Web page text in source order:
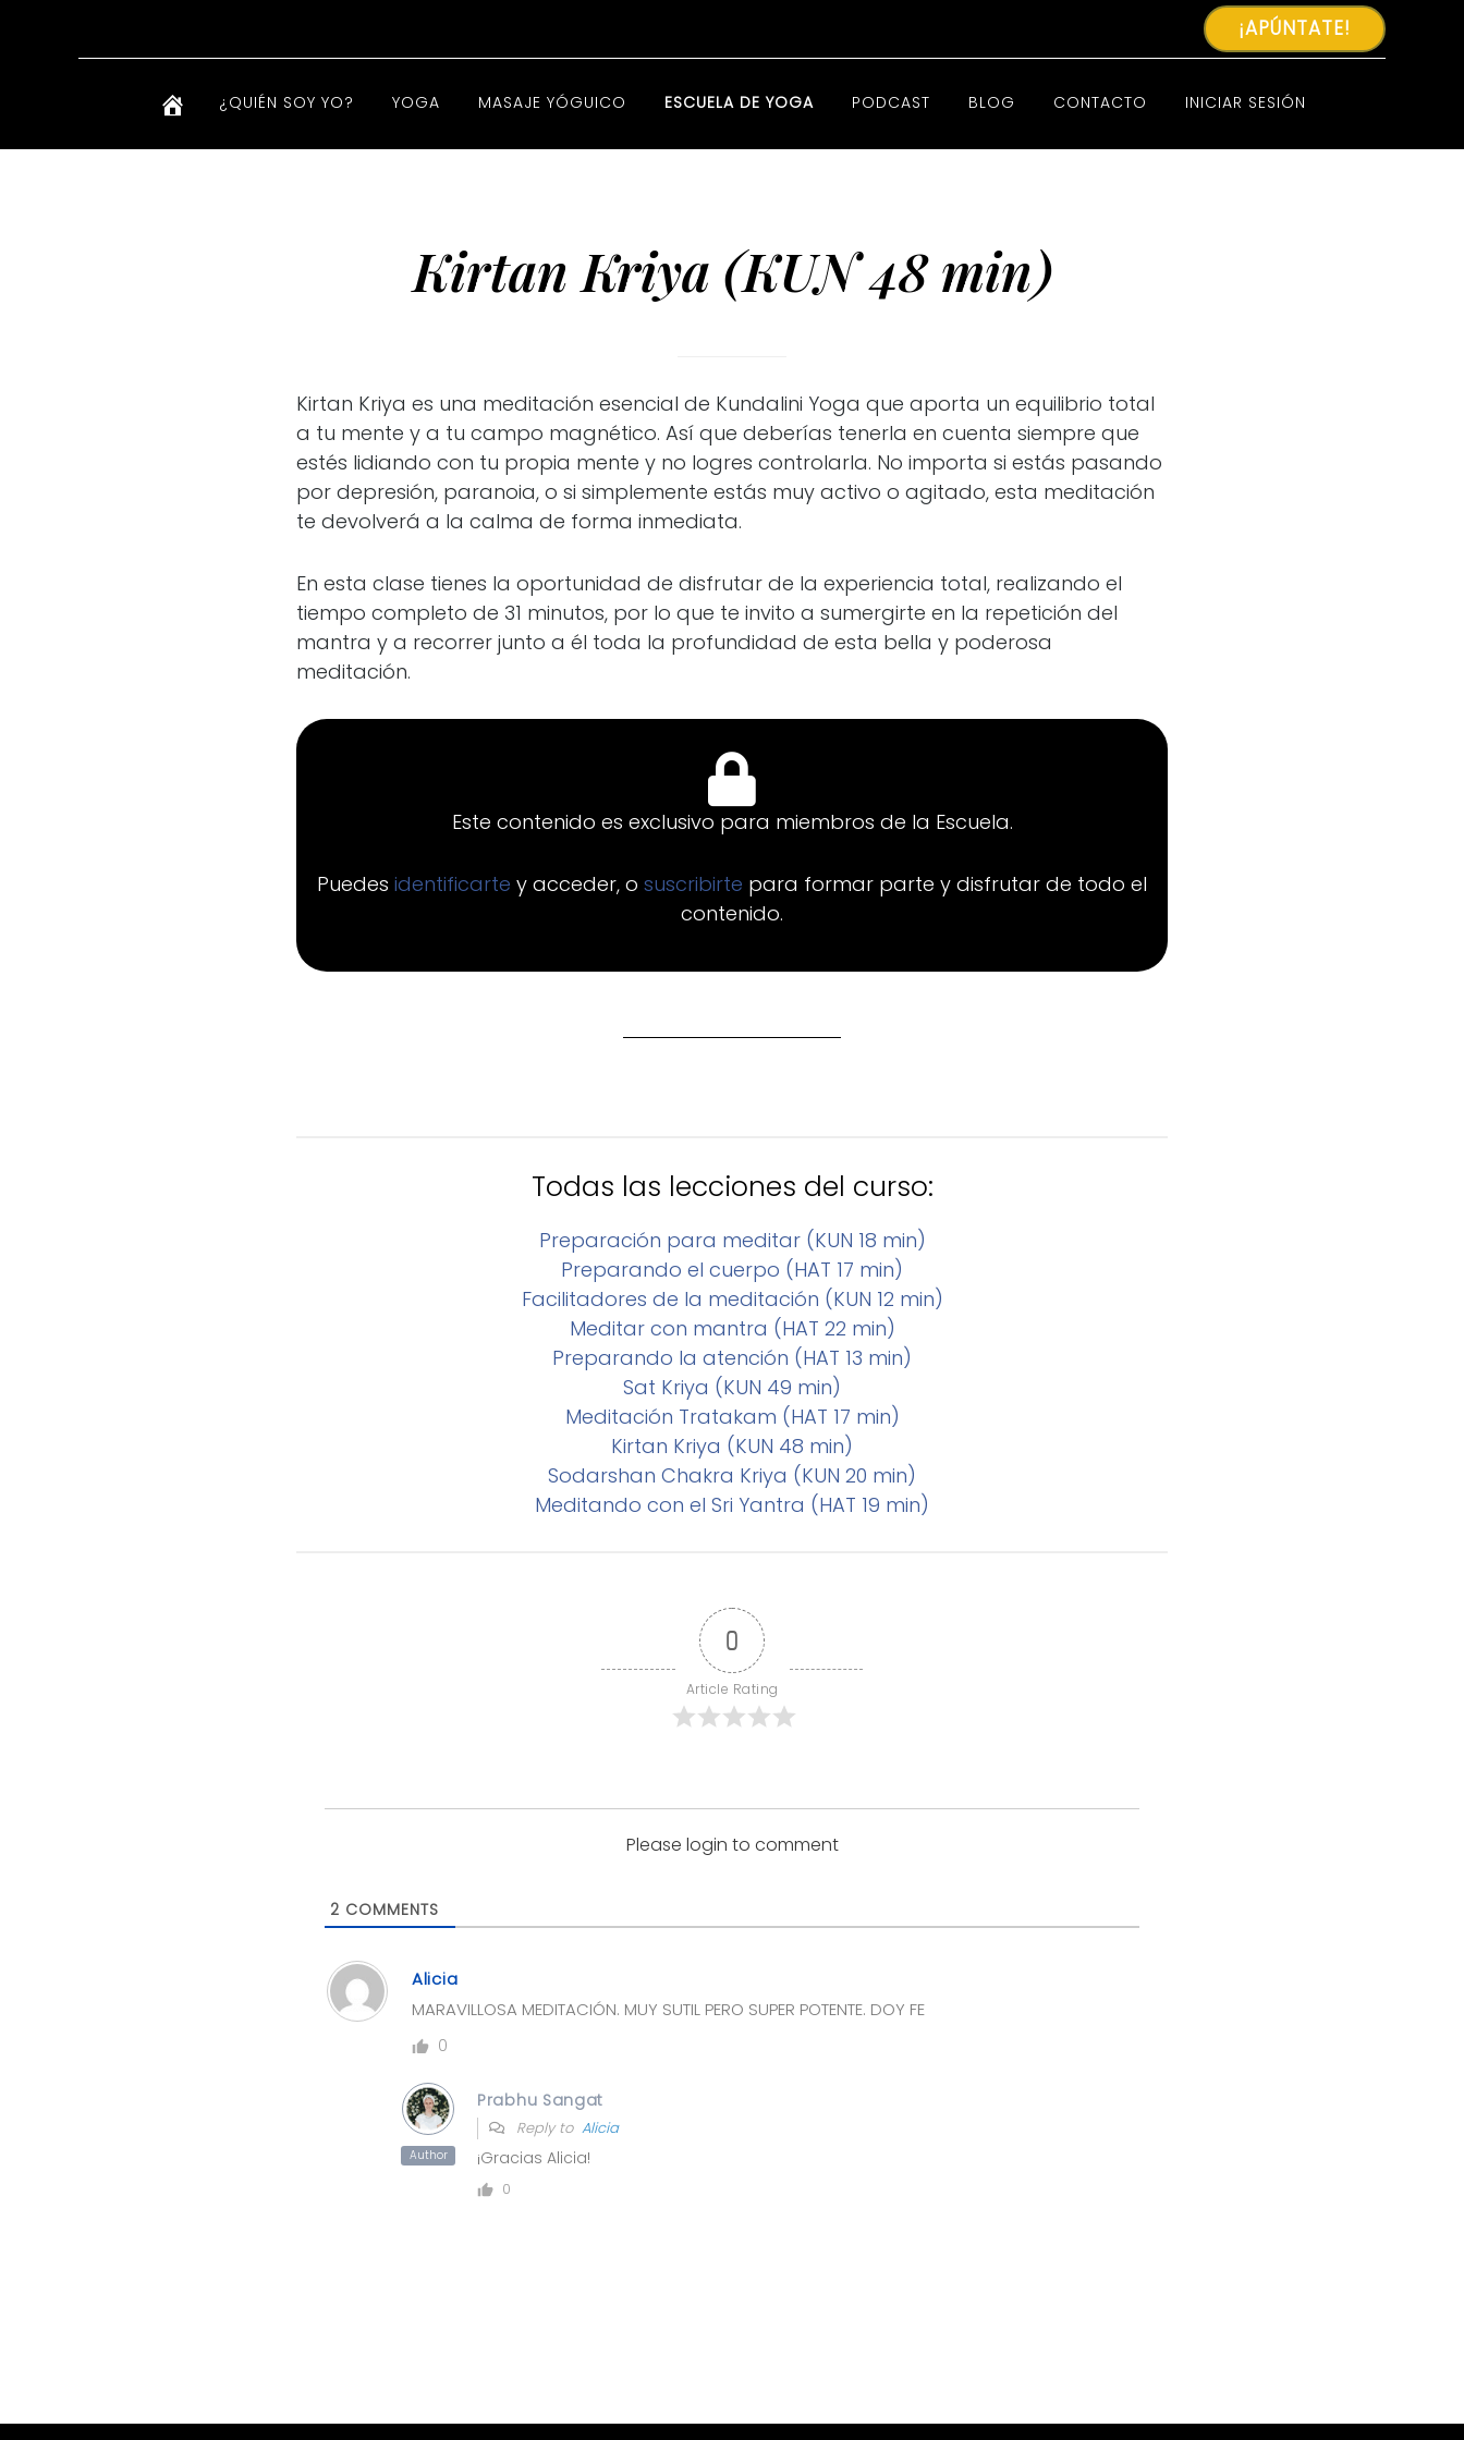
¡APÚNTATE!
¿QUIÉN SOY YO? YOGA MASAJE YÓGUICO ESCUELA DE YOGA PODCAST BLOG CONTACTO INICIAR SESIÓN
Kirtan Kriya (KUN 48 min)
Kirtan Kriya es una meditación esencial de Kundalini Yoga que aporta un equilibrio total
a tu mente y a tu campo magnético. Así que deberías tenerla en cuenta siempre que
estés lidiando con tu propia mente y no logres controlarla. No importa si estás pasando
por depresión, paranoia, o si simplemente estás muy activo o agitado, esta meditación
te devolverá a la calma de forma inmediata.
En esta clase tienes la oportunidad de disfrutar de la experiencia total, realizando el
tiempo completo de 31 minutos, por lo que te invito a sumergirte en la repetición del
mantra y a recorrer junto a él toda la profundidad de esta bella y poderosa
meditación.
Este contenido es exclusivo para miembros de la Escuela.
Puedes identificarte y acceder, o suscribirte para formar parte y disfrutar de todo el
contenido.
Todas las lecciones del curso:
Preparación para meditar (KUN 18 min)
Preparando el cuerpo (HAT 17 min)
Facilitadores de la meditación (KUN 12 min)
Meditar con mantra (HAT 22 min)
Preparando la atención (HAT 13 min)
Sat Kriya (KUN 49 min)
Meditación Tratakam (HAT 17 min)
Kirtan Kriya (KUN 48 min)
Sodarshan Chakra Kriya (KUN 20 min)
Meditando con el Sri Yantra (HAT 19 min)
0
Article Rating
Please login to comment
2 COMMENTS
Alicia
MARAVILLOSA MEDITACIÓN. MUY SUTIL PERO SUPER POTENTE. DOY FE
0
Author
Prabhu Sangat
Reply to Alicia
¡Gracias Alicia!
0